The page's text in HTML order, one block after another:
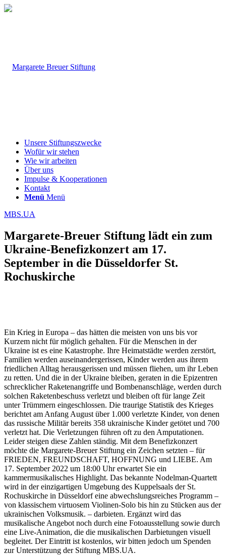
Unsere Stiftungszwecke
Wofür wir stehen
Wie wir arbeiten
Über uns
Impulse & Kooperationen
Kontakt
Menü Menü
MBS.UA
Margarete-Breuer Stiftung lädt ein zum
Ukraine-Benefizkonzert am 17.
September in die Düsseldorfer St.
Rochuskirche
Ein Krieg in Europa – das hätten die meisten von uns bis vor
Kurzem nicht für möglich gehalten. Für die Menschen in der
Ukraine ist es eine Katastrophe. Ihre Heimatstädte werden zerstört,
Familien werden auseinandergerissen, Kinder werden aus ihrem
friedlichen Alltag herausgerissen und müssen fliehen, um ihr Leben
zu retten. Und die in der Ukraine bleiben, geraten in die Epizentren
schrecklicher Raketenangriffe und Bombenanschläge, werden durch
solchen Raketenbeschuss verletzt und bleiben oft für lange Zeit
unter Trümmern eingeschlossen. Die traurige Statistik des Krieges
berichtet am Anfang August über 1.000 verletzte Kinder, von denen
das russische Militär bereits 358 ukrainische Kinder getötet und 700
verletzt hat. Die Verletzungen führen oft zu den Amputationen.
Leider steigen diese Zahlen ständig. Mit dem Benefizkonzert
möchte die Margarete-Breuer Stiftung ein Zeichen setzten – für
FRIEDEN, FREUNDSCHAFT, HOFFNUNG und LIEBE. Am
17. September 2022 um 18:00 Uhr erwartet Sie ein
kammermusikalisches Highlight. Das bekannte Nodelman-Quartett
wird in der einzigartigen Umgebung des Kuppelsaals der St.
Rochuskirche in Düsseldorf eine abwechslungsreiches Programm –
von klassischem virtuosem Violinen-Solo bis hin zu Stücken aus der
ukrainischen Volksmusik. – darbieten. Ergänzt wird das
musikalische Angebot noch durch eine Fotoausstellung sowie durch
eine Live-Animation, die die musikalischen Darbietungen visuell
begleitet. Der Eintritt ist kostenlos, wir bitten jedoch um Spenden
zur Unterstützung der Stiftung MBS.UA.